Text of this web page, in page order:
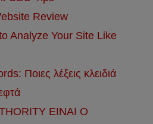
Review
Analyze Your Site Like
Ποιες λέξεις κλειδιά
ΕΙΝΑΙ Ο